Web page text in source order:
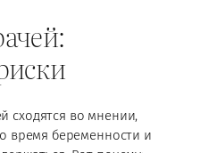
сходятся во мнении,
время беременности и